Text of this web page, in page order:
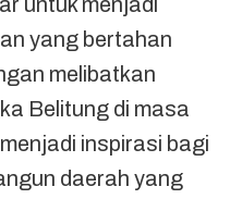
yang bertahan
melibatkan
Belitung di masa
inspirasi bagi
daerah yang